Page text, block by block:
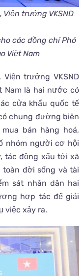
trưởng VKSND
các đồng chí Phó
Việt Nam
trưởng VKSND
Nam là hai nước có
cửa khẩu quốc tế
chung đường biên
bán hàng hoá,
nhóm người cơ hội
tác động xấu tới xã
toàn đời sống và tài
sát nhân dân hai
hợp tác để giải
việc xảy ra.